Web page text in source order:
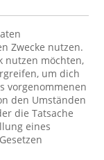
Zwecke nutzen.
nutzen möchten,
um dich
vorgenommenen
den Umständen
die Tatsache
eines